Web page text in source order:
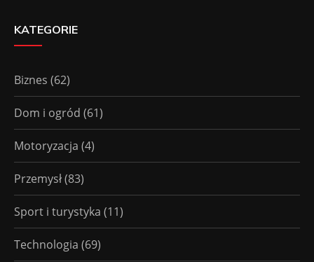
KATEGORIE
Biznes (62)
Dom i ogród (61)
Motoryzacja (4)
Przemysł(83)
Sport i turystyka (11)
Technologia (69)